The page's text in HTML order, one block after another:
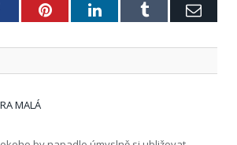
PinterestLinkedInTumblr E-
MALÁ